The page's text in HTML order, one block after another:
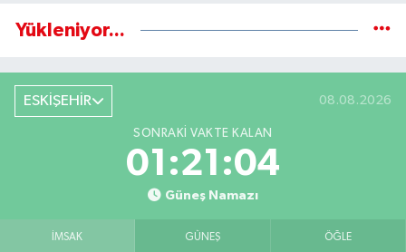
Yükleniyor...
ESKİŞEHİR 08.08.2026
SONRAKI VAKTE KALAN
01:21:04
Güneş Namazı
İMSAK GÜNEŞ ÖĞLE